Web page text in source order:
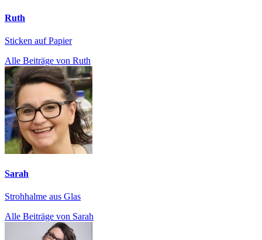
Ruth
Sticken auf Papier
Alle Beiträge von Ruth
Sarah
Strohhalme aus Glas
Alle Beiträge von Sarah